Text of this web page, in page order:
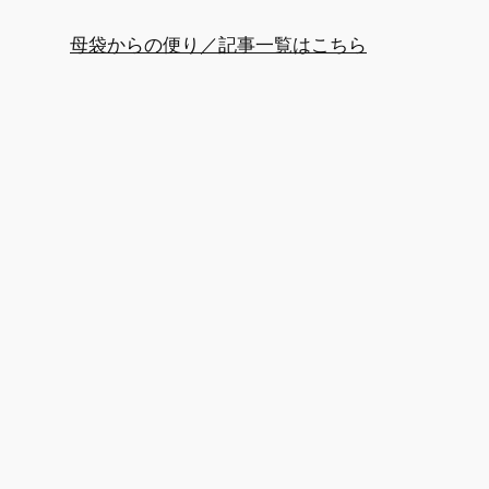
母袋からの便り／記事一覧はこちら